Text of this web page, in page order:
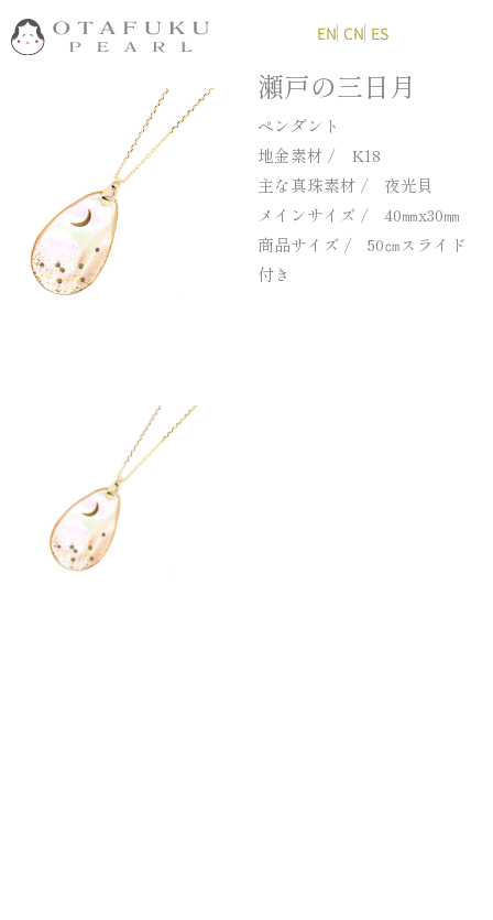
容
EN CN ES
瀬戸の三日月
ペンダント
地金素材 / K18
主な真珠素材 / 夜光貝
メインサイズ / 40㎜x30㎜
商品サイズ / 50㎝スライド
付き